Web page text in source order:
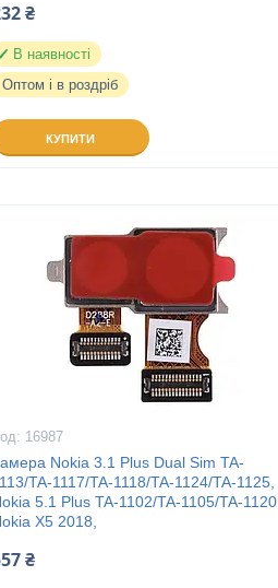
₴
В наявності
Оптом і в роздріб
КУПИТИ
16987
Nokia 3.1 Plus Dual Sim TA-
TA-1117/TA-1118/TA-1124/TA-1125,
5.1 Plus TA-1102/TA-1105/TA-1120,
X5 2018,
₴